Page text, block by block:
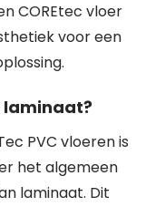
COREtec vloer
voor een
laminaat?
PVC vloeren is
het algemeen
laminaat. Dit